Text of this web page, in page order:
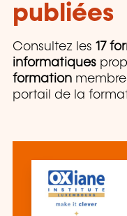
publiées
Consultez les 17
informatiques
formation
portail de la